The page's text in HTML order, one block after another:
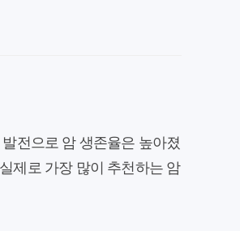
전으로 암 생존율은 높아졌
제로 가장 많이 추천하는 암